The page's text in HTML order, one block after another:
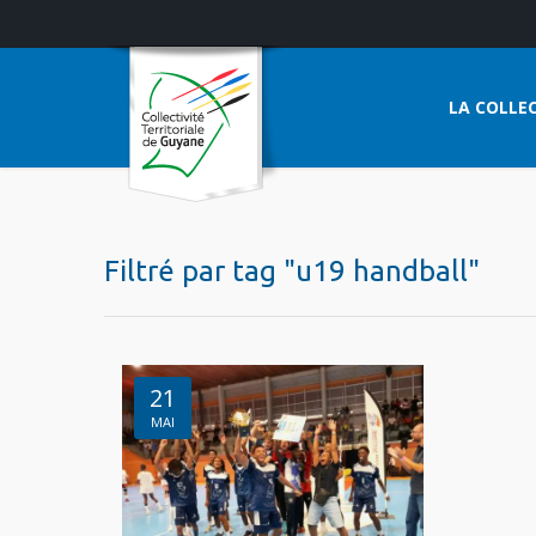
LA
Filtré par tag "u19 handball"
21
MAI